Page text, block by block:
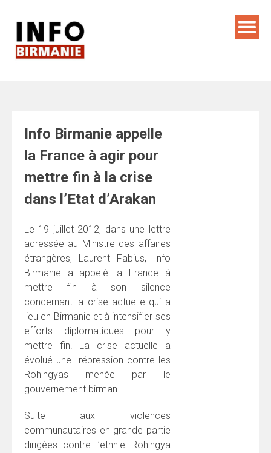
Info Birmanie appelle
la France à agir pour
mettre fin à la crise
dans l’Etat d’Arakan
Le 19 juillet 2012, dans une lettre
adressée au Ministre des affaires
étrangères, Laurent Fabius, Info
Birmanie a appelé la France à
mettre fin à son silence
concernant la crise actuelle qui a
lieu en Birmanie et à intensifier ses
efforts diplomatiques pour y
mettre fin. La crise actuelle a
évolué une répression contre les
Rohingyas menée par le
gouvernement birman.
Suite aux violences
communautaires en grande partie
dirigées contre l’ethnie Rohingya